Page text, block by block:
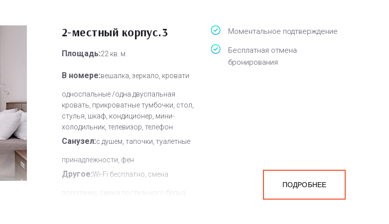
2-местный корпус.3
Площадь:22 кв. м.
В номере:вешалка, зеркало, кровати
односпальные /одна двуспальная
кровать, прикроватные тумбочки, стол,
стулья, шкаф, кондиционер, мини-
холодильник, телевизор, телефон
Санузел:с душем, тапочки, туалетные
принадлежности, фен
Другое:Wi-Fi бесплатно, смена
полотенец, смена постельного белья,
Моментальное подтверждение
Бесплатная отмена
бронирования
ПОДРОБНЕЕ